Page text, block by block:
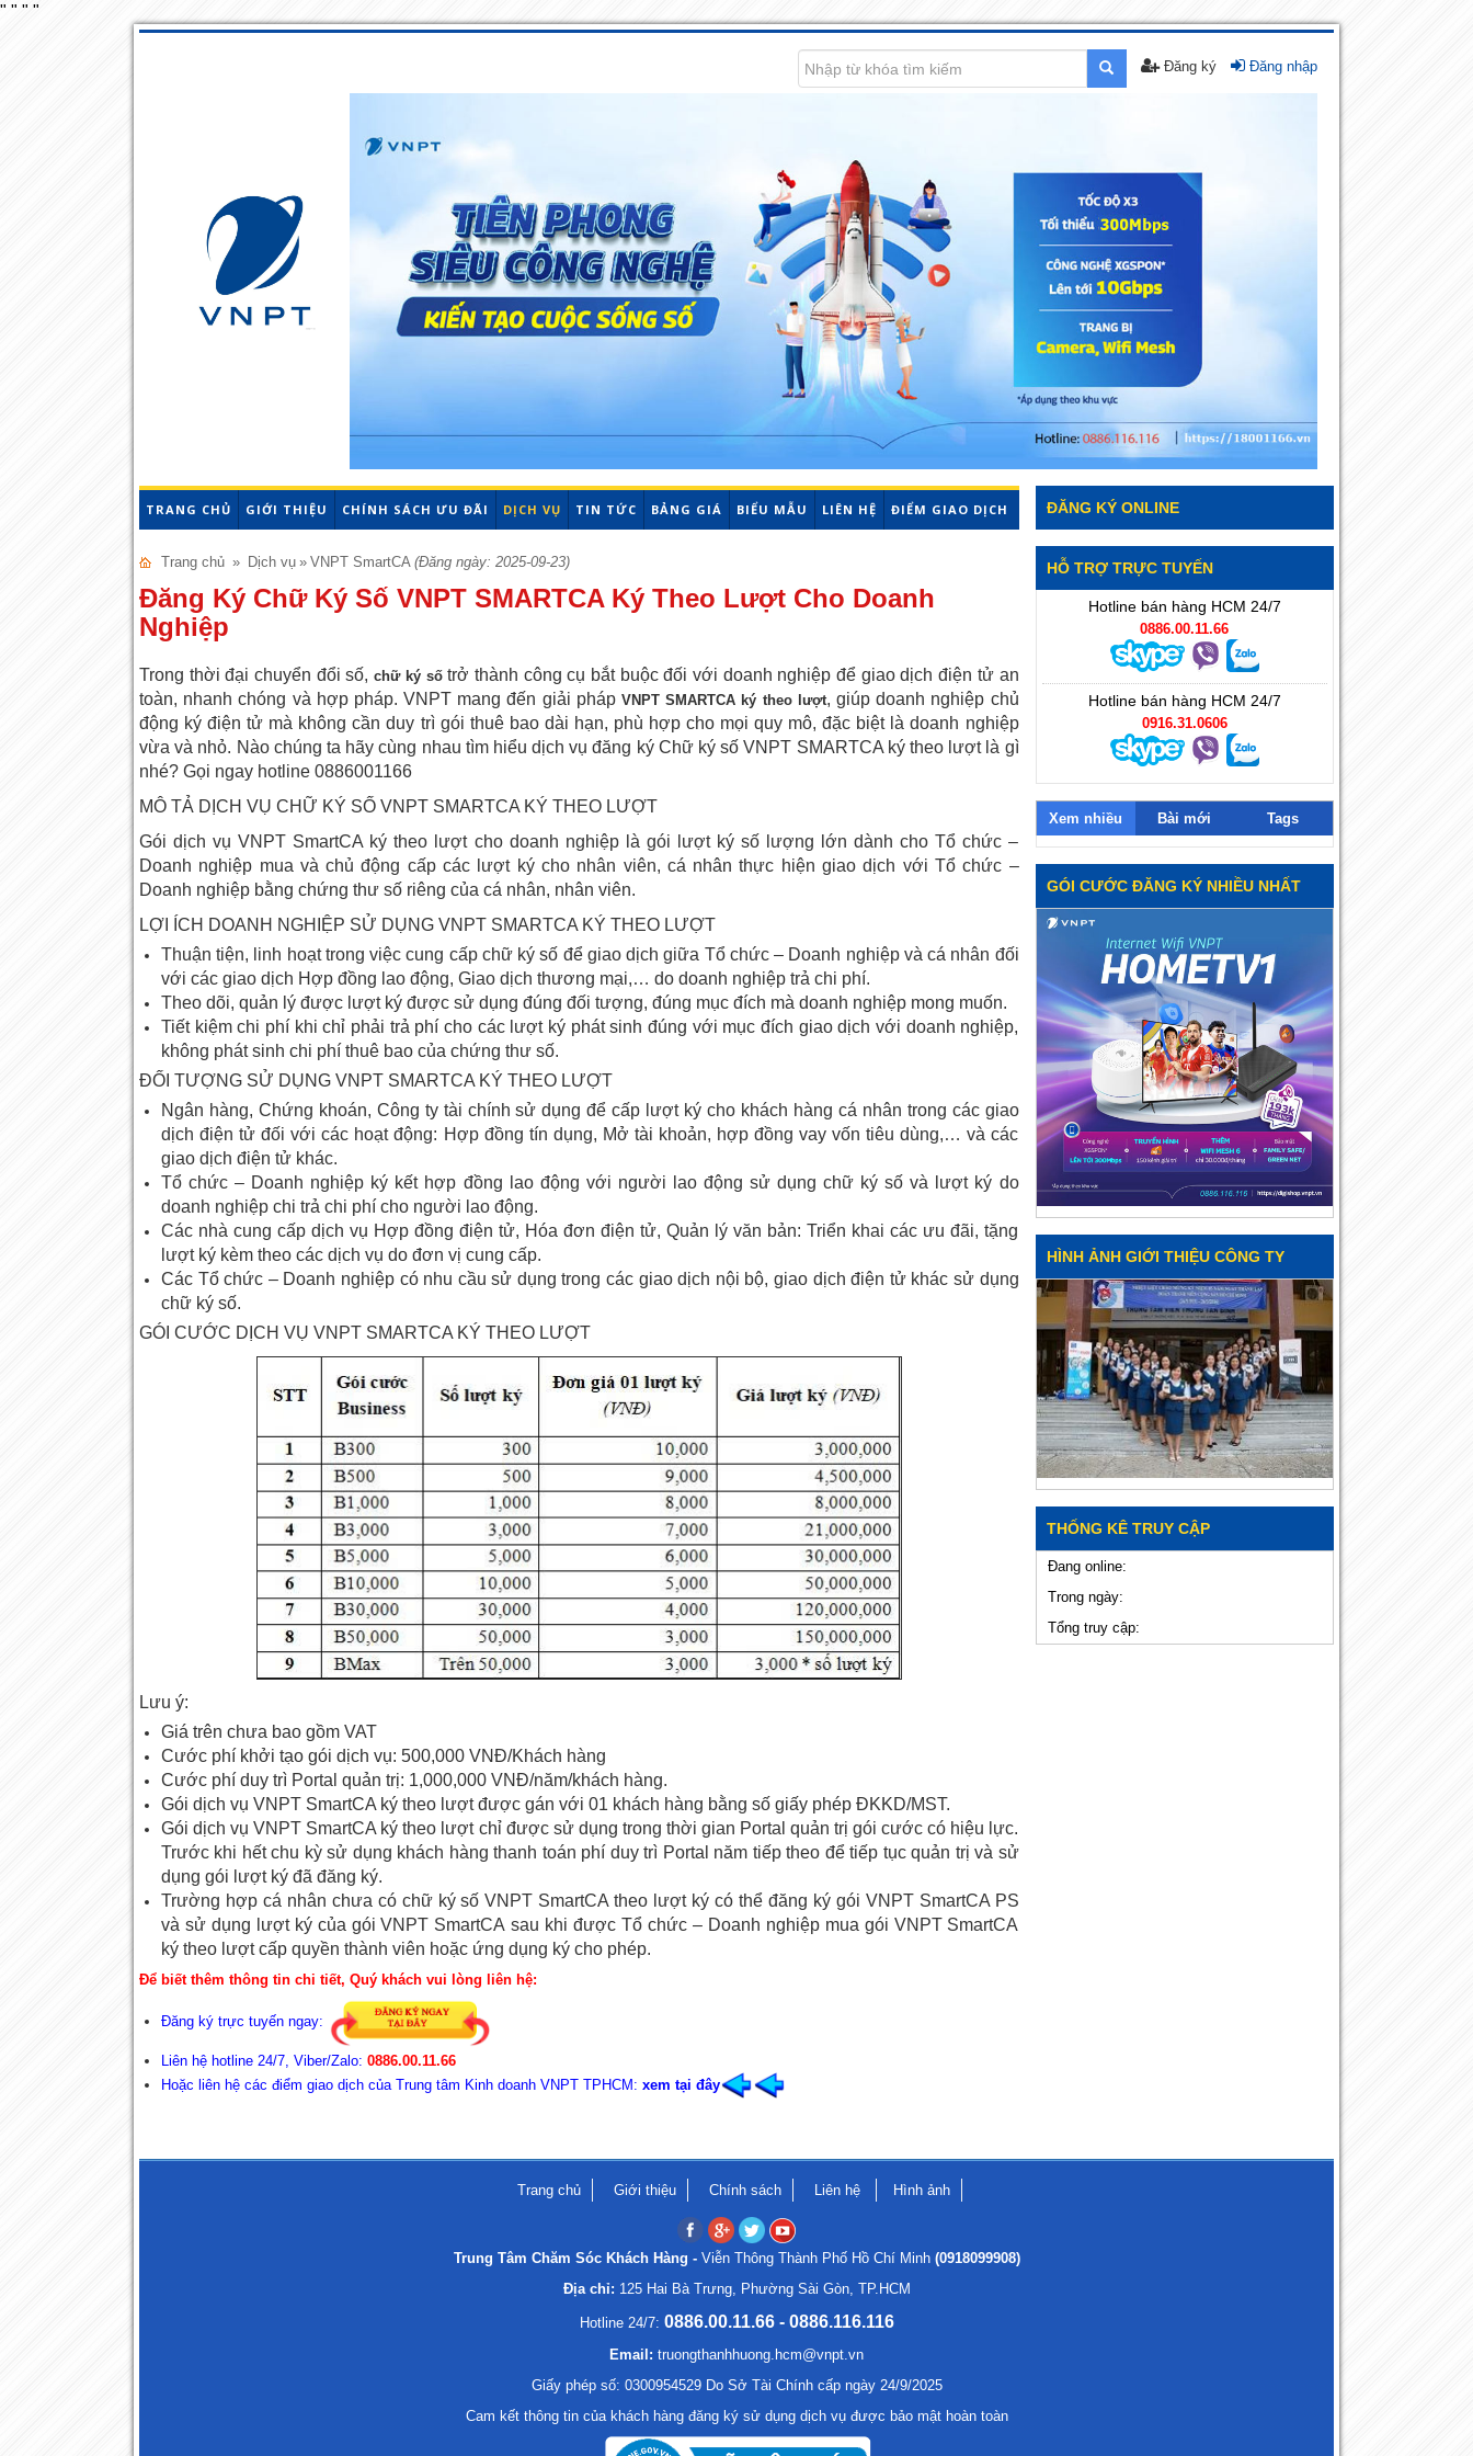
" " " "
Đăng ký Đăng nhập
TRANG CHỦ GIỚI THIỆU CHÍNH SÁCH ƯU ĐÃI DỊCH VỤ TIN TỨC BẢNG GIÁ BIỂU MẪU LIÊN HỆ ĐIỂM GIAO DỊCH
Trang chủ » Dịch vụ » VNPT SmartCA (Đăng ngày: 2025-09-23)
Đăng Ký Chữ Ký Số VNPT SMARTCA Ký Theo Lượt Cho Doanh
Nghiệp
Trong thời đại chuyển đổi số,chữ ký sốtrở thành công cụ bắt buộc đối với doanh nghiệp để giao dịch điện tử an
toàn, nhanh chóng và hợp pháp. VNPT mang đến giải phápVNPT SMARTCA ký theo lượt, giúp doanh nghiệp chủ
động ký điện tử mà không cần duy trì gói thuê bao dài hạn, phù hợp cho mọi quy mô, đặc biệt là doanh nghiệp
vừa và nhỏ. Nào chúng ta hãy cùng nhau tìm hiểu dịch vụ đăng ký Chữ ký số VNPT SMARTCA ký theo lượt là gì
nhé? Gọi ngay hotline 0886001166
MÔ TẢ DỊCH VỤ CHỮ KÝ SỐ VNPT SMARTCA KÝ THEO LƯỢT
Gói dịch vụ VNPT SmartCA ký theo lượt cho doanh nghiệp là gói lượt ký số lượng lớn dành cho Tổ chức –
Doanh nghiệp mua và chủ động cấp các lượt ký cho nhân viên, cá nhân thực hiện giao dịch với Tổ chức –
Doanh nghiệp bằng chứng thư số riêng của cá nhân, nhân viên.
LỢI ÍCH DOANH NGHIỆP SỬ DỤNG VNPT SMARTCA KÝ THEO LƯỢT
Thuận tiện, linh hoạt trong việc cung cấp chữ ký số để giao dịch giữa Tổ chức – Doanh nghiệp và cá nhân đối
với các giao dịch Hợp đồng lao động, Giao dịch thương mại,… do doanh nghiệp trả chi phí.
Theo dõi, quản lý được lượt ký được sử dụng đúng đối tượng, đúng mục đích mà doanh nghiệp mong muốn.
Tiết kiệm chi phí khi chỉ phải trả phí cho các lượt ký phát sinh đúng với mục đích giao dịch với doanh nghiệp,
không phát sinh chi phí thuê bao của chứng thư số.
ĐỐI TƯỢNG SỬ DỤNG VNPT SMARTCA KÝ THEO LƯỢT
Ngân hàng, Chứng khoán, Công ty tài chính sử dụng để cấp lượt ký cho khách hàng cá nhân trong các giao
dịch điện tử đối với các hoạt động: Hợp đồng tín dụng, Mở tài khoản, hợp đồng vay vốn tiêu dùng,… và các
giao dịch điện tử khác.
Tổ chức – Doanh nghiệp ký kết hợp đồng lao động với người lao động sử dụng chữ ký số và lượt ký do
doanh nghiệp chi trả chi phí cho người lao động.
Các nhà cung cấp dịch vụ Hợp đồng điện tử, Hóa đơn điện tử, Quản lý văn bản: Triển khai các ưu đãi, tặng
lượt ký kèm theo các dịch vụ do đơn vị cung cấp.
Các Tổ chức – Doanh nghiệp có nhu cầu sử dụng trong các giao dịch nội bộ, giao dịch điện tử khác sử dụng
chữ ký số.
GÓI CƯỚC DỊCH VỤ VNPT SMARTCA KÝ THEO LƯỢT
Lưu ý:
Giá trên chưa bao gồm VAT
Cước phí khởi tạo gói dịch vụ: 500,000 VNĐ/Khách hàng
Cước phí duy trì Portal quản trị: 1,000,000 VNĐ/năm/khách hàng.
Gói dịch vụ VNPT SmartCA ký theo lượt được gán với 01 khách hàng bằng số giấy phép ĐKKD/MST.
Gói dịch vụ VNPT SmartCA ký theo lượt chỉ được sử dụng trong thời gian Portal quản trị gói cước có hiệu lực.
Trước khi hết chu kỳ sử dụng khách hàng thanh toán phí duy trì Portal năm tiếp theo để tiếp tục quản trị và sử
dụng gói lượt ký đã đăng ký.
Trường hợp cá nhân chưa có chữ ký số VNPT SmartCA theo lượt ký có thể đăng ký gói VNPT SmartCA PS
và sử dụng lượt ký của gói VNPT SmartCA sau khi được Tổ chức – Doanh nghiệp mua gói VNPT SmartCA
ký theo lượt cấp quyền thành viên hoặc ứng dụng ký cho phép.
Để biết thêm thông tin chi tiết, Quý khách vui lòng liên hệ:
Đăng ký trực tuyến ngay:
Liên hệ hotline 24/7, Viber/Zalo: 0886.00.11.66
Hoặc liên hệ các điểm giao dịch của Trung tâm Kinh doanh VNPT TPHCM: xem tại đây
ĐĂNG KÝ ONLINE
HỖ TRỢ TRỰC TUYẾN
Hotline bán hàng HCM 24/7
0886.00.11.66
Hotline bán hàng HCM 24/7
0916.31.0606
Xem nhiều Bài mới Tags
GÓI CƯỚC ĐĂNG KÝ NHIỀU NHẤT
HÌNH ẢNH GIỚI THIỆU CÔNG TY
THỐNG KÊ TRUY CẬP
Đang online:
Trong ngày:
Tổng truy cập:
Trang chủ Giới thiệu Chính sách Liên hệ Hình ảnh
Trung Tâm Chăm Sóc Khách Hàng - Viễn Thông Thành Phố Hồ Chí Minh(0918099908)
Địa chỉ: 125 Hai Bà Trưng, Phường Sài Gòn, TP.HCM
Hotline 24/7: 0886.00.11.66 - 0886.116.116
Email: truongthanhhuong.hcm@vnpt.vn
Giấy phép số: 0300954529 Do Sở Tài Chính cấp ngày 24/9/2025
Cam kết thông tin của khách hàng đăng ký sử dụng dịch vụ được bảo mật hoàn toàn